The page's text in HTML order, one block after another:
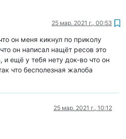
25 мар. 2021 г., 00:53
он меня кикнул по приколу
он написал нащёт ресов это
и ещё у тебя нету док-во что он
что бесполезная жалоба
25 мар. 2021 г., 10:12